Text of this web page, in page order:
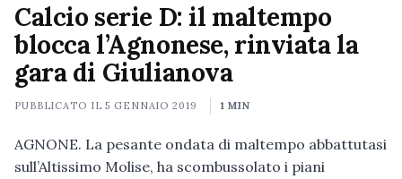
Calcio serie D: il maltempo
blocca l’Agnonese, rinviata la
gara di Giulianova
PUBBLICATO IL5 GENNAIO 2019 1 MIN
AGNONE. La pesante ondata di maltempo abbattutasi
sull’Altissimo Molise, ha scombussolato i piani